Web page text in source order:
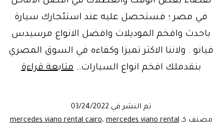
في مصر ؛ فستحصل عليه عند استئجارك سيارة
باحدث وافخم الموديلات وافضل الانواع مرسيدس
فيانو . ولاننا الاكتر تميزا وكفاءه في السوق المصري
بنقدملك افخم انواع السيارات…متابعة قراءة
تم النشر في 03/24/2022
مصنف كـ
mercedes viano rental cairo،mercedes viano rental